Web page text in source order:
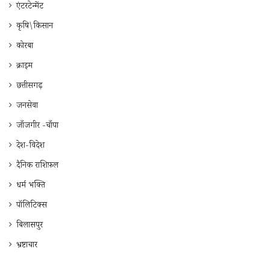
एंटरटेन्मेंट
कृषि\किसान
कोरबा
क्राइम
छत्तीसगढ़
जनसेवा
जाँजगीर -चाँपा
देश-विदेश
दैनिक राशिफ़ल
धर्म भक्ति
पॉलिटिक्स
बिलासपुर
भ्रष्टाचार